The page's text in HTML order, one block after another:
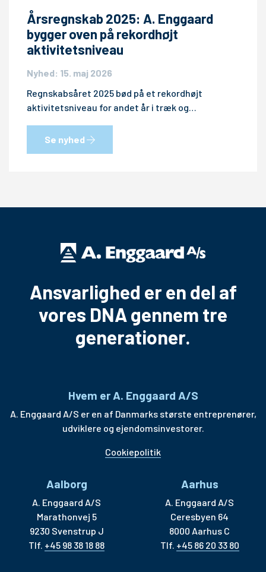
Årsregnskab 2025: A. Enggaard
bygger oven på rekordhøjt
aktivitetsniveau
Nyhed: 15. maj 2026
Regnskabsåret 2025 bød på et rekordhøjt
aktivitetsniveau for andet år i træk og…
Se nyhed
Ansvarlighed er en del af
vores DNA gennem tre
generationer.
Hvem er A. Enggaard A/S
A. Enggaard A/S er en af Danmarks største entreprenører,
udviklere og ejendomsinvestorer.
Cookiepolitik
Aalborg
A. Enggaard A/S
Marathonvej 5
9230 Svenstrup J
Tlf. +45 98 38 18 88
Aarhus
A. Enggaard A/S
Ceresbyen 64
8000 Aarhus C
Tlf. +45 86 20 33 80